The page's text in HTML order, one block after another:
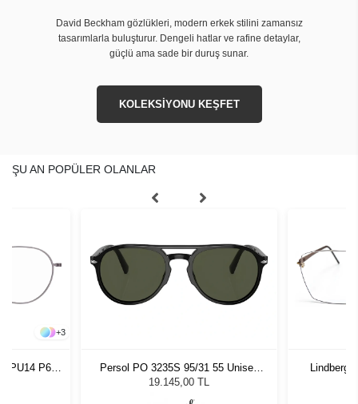
David Beckham gözlükleri, modern erkek stilini zamansız
tasarımlarla buluşturur. Dengeli hatlar ve rafine detaylar,
güçlü ama sade bir duruş sunar.
KOLEKSİYONU KEŞFET
ŞU AN POPÜLER OLANLAR
+3
PU14 P60
Persol PO 3235S 95/31 55 Unisex
Güneş Gözlüğü
19.145,00 TL
Lindberg